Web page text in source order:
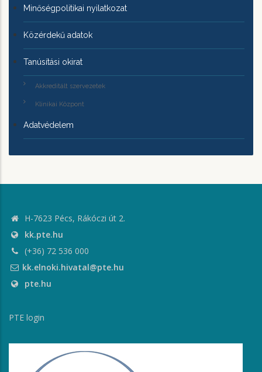
Minőségpolitikai nyilatkozat
Közérdekű adatok
Tanúsítási okirat
Akkreditált szervezetek
Klinikai Központ
Adatvédelem
H-7623 Pécs, Rákóczi út 2.
kk.pte.hu
(+36) 72 536 000
kk.elnoki.hivatal@pte.hu
pte.hu
PTE login